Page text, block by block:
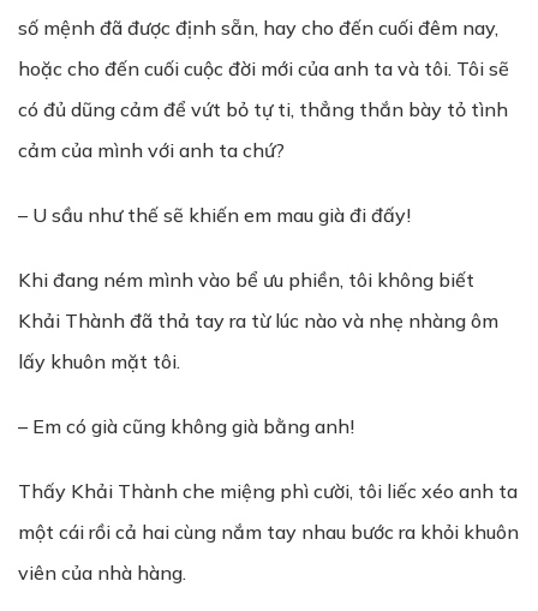
số mệnh đã được định sẵn, hay cho đến cuối đêm nay,
hoặc cho đến cuối cuộc đời mới của anh ta và tôi. Tôi sẽ
có đủ dũng cảm để vứt bỏ tự ti, thẳng thắn bày tỏ tình
cảm của mình với anh ta chứ?
– U sầu như thế sẽ khiến em mau già đi đấy!
Khi đang ném mình vào bể ưu phiền, tôi không biết
Khải Thành đã thả tay ra từ lúc nào và nhẹ nhàng ôm
lấy khuôn mặt tôi.
– Em có già cũng không già bằng anh!
Thấy Khải Thành che miệng phì cười, tôi liếc xéo anh ta
một cái rồi cả hai cùng nắm tay nhau bước ra khỏi khuôn
viên của nhà hàng.